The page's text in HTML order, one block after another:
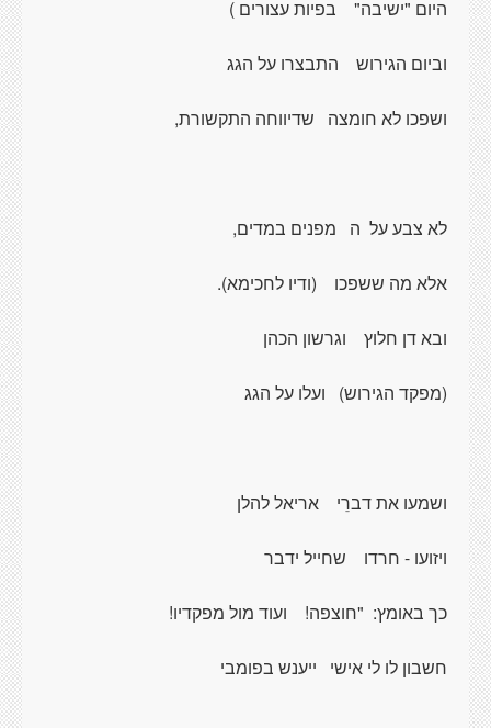
היום "ישיבה" בפיות עצורים )
וביום הגירוש התבצרו על הגג
ושפכו לא חומצה שדיווחה התקשורת,
לא צבע על ה מפנים במדים,
אלא מה ששפכו (ודיו לחכימא).
ובא דן חלוץ וגרשון הכהן
(מפקד הגירוש) ועלו על הגג
ושמעו את דברֵי אריאל להלן
ויזועו - חרדו שחייל ידבר
כך באומץ: "חוצפה! ועוד מול מפקדיו!
חשבון לו לי אישי ייענש בפומבי